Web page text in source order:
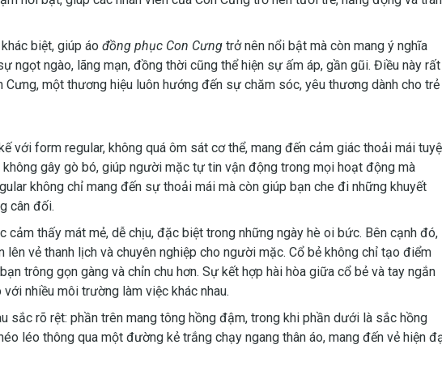
biệt, giúp áo đồng phục Con Cưng trở nên nổi bật mà còn mang ý nghĩa
ngọt ngào, lãng mạn, đồng thời cũng thể hiện sự ấm áp, gần gũi. Điều này rất
Cưng, một thương hiệu luôn hướng đến sự chăm sóc, yêu thương dành cho trẻ
với form regular, không quá ôm sát cơ thể, mang đến cảm giác thoải mái
gây gò bó, giúp người mặc tự tin vận động trong mọi hoạt động mà
không chỉ mang đến sự thoải mái mà còn giúp bạn che đi những khuyết
cân đối.
cảm thấy mát mẻ, dễ chịu, đặc biệt trong những ngày hè oi bức. Bên cạnh đó,
lên vẻ thanh lịch và chuyên nghiệp cho người mặc. Cổ bẻ không chỉ tạo điểm
trông gọn gàng và chỉn chu hơn. Sự kết hợp hài hòa giữa cổ bẻ và tay ngắn
nhiều môi trường làm việc khác nhau.
sắc rõ rệt: phần trên mang tông hồng đậm, trong khi phần dưới là sắc hồng
léo thông qua một đường kẻ trắng chạy ngang thân áo, mang đến vẻ hiện